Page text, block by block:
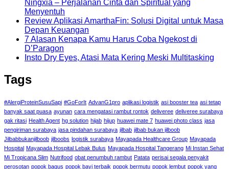
Ningxia – Perjalanan Cinta dan Spiritual yang
Menyentuh
Review Aplikasi AmarthaFin: Solusi Digital untuk Masa
Depan Keuangan
7 Alasan Kenapa Kamu Harus Coba Ngekost di
D’Paragon
Insto Dry Eyes, Atasi Mata Kering Meski Multitasking
Tags
#AlergiProteinSusuSapi #GoForIt AdvanG1pro aplikasi logistik asi booster tea asi tetap
banyak saat puasa ayunan cara mengatasi rambut rontok deliveree deliveree surabaya
gak ritasi Health Agent hg solution hijab hijup huawei mate 7 huawei photo class jasa
pengiriman surabaya jasa pindahan surabaya jilbab jilbab bukan jilboob
Jilbabbukanjilboob jilboobs logistik surabaya Mayapada Healthcare Group Mayapada
Hospital Mayapada Hospital Lebak Bulus Mayapada Hospital Tangerang Mi Instan Sehat
Mi Tropicana Slim Nutrifood obat penumbuh rambut Patata perisai segala penyakit
perosotan popok bagus popok bayi terbaik popok bermutu popok lembut popok yang